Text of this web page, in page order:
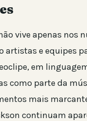
vive apenas nos
artistas e equipes
em
como parte da
mais
continuam